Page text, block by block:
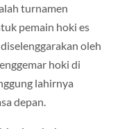
turnamen
pemain hoki es
oleh
hoki di
lahirnya
depan.